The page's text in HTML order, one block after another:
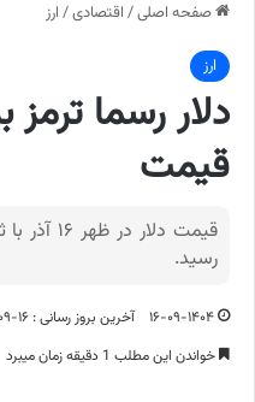
صفحه اصلی/ اقتصادی/ ارز
ارز
دلار رسما
قیمت
رسید.
۱۶-۰۹-۱۴۰۴
آخرین بروز رسانی : ۱۶-۰۹-۱۴۰۴
خواندن این مطلب 1 دقیقه زمان میبرد